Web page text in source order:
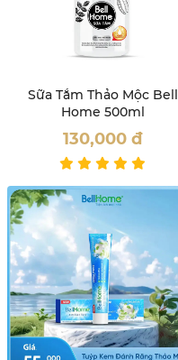
Sữa Tắm Thảo Mộc Bell
Home 500ml
130,000 đ